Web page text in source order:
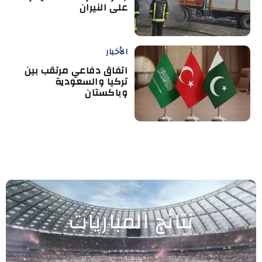
على النيران
الأخبار
اتفاق دفاعي مرتقب بين
تركيا والسعودية
وباكستان
نتائج المباريات